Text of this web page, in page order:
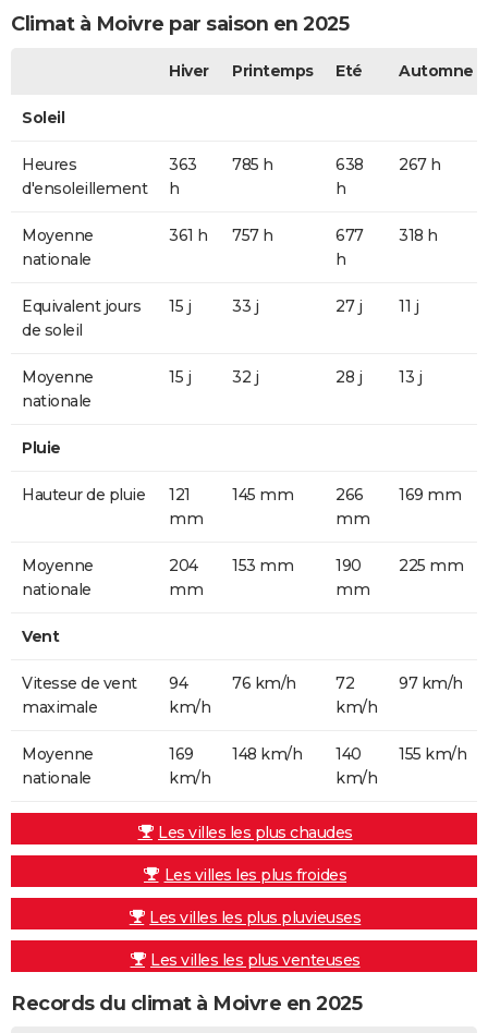
Climat à Moivre par saison en 2025
Hiver Printemps Eté Automne
Soleil
Heures
d'ensoleillement
363
h
785 h
638
h
267 h
Moyenne
nationale
361 h 757 h
677
h
318 h
Equivalent jours
de soleil
15 j 33 j 27 j 11 j
Moyenne
nationale
15 j 32 j 28 j 13 j
Pluie
Hauteur de pluie
121
mm
145 mm
266
mm
169 mm
Moyenne
nationale
204
mm
153 mm
190
mm
225 mm
Vent
Vitesse de vent
maximale
94
km/h
76 km/h
72
km/h
97 km/h
Moyenne
nationale
169
km/h
148 km/h
140
km/h
155 km/h
Les villes les plus chaudes
Les villes les plus froides
Les villes les plus pluvieuses
Les villes les plus venteuses
Records du climat à Moivre en 2025